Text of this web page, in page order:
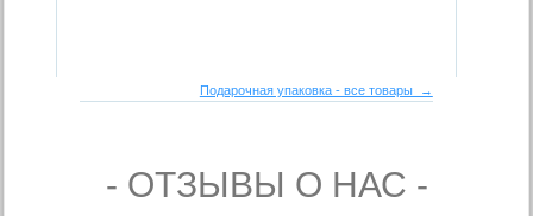
Подарочная упаковка - все товары →
- ОТЗЫВЫ О НАС -